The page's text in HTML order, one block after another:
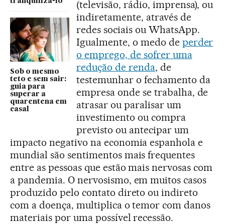
Sob o mesmo
teto e sem sair:
guia para
superar a
quarentena em
casal
(televisão, rádio, imprensa), ou
indiretamente, através de
redes sociais ou WhatsApp.
Igualmente, o medo de perder
o emprego, de sofrer uma
redução de renda, de
testemunhar o fechamento da
empresa onde se trabalha, de
atrasar ou paralisar um
investimento ou compra
previsto ou antecipar um
impacto negativo na economia espanhola e
mundial são sentimentos mais frequentes
entre as pessoas que estão mais nervosas com
a pandemia. O nervosismo, em muitos casos
produzido pelo contato direto ou indireto
com a doença, multiplica o temor com danos
materiais por uma possível recessão.